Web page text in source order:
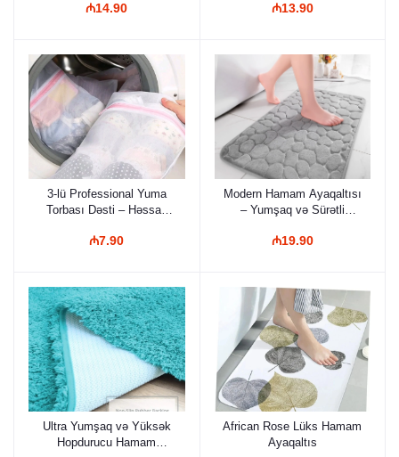
Plastik, Vanna Otağı üçün
₼14.90 ₼13.90
3-lü Professional Yuma
Torbası Dəsti – Həssas
Ölçüdə, Zəncirli Qoruyucu
₼7.90
Modern Hamam Ayaqaltısı
– Yumşaq və Sürətli
₼19.90
Ultra Yumşaq və Yüksək
Hopdurucu Hamam
African Rose Lüks Hamam
Ayaqaltıs